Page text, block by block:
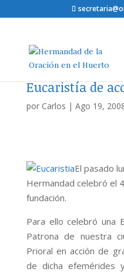
Eucaristía de
por Carlos | Ago 19,
El pasado
Hermandad celebró el
fundación.
Para ello celebró una
Patrona de nuestra
Prioral en acción de
de dicha efemérides